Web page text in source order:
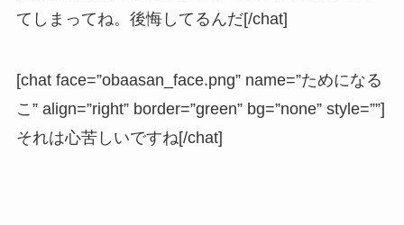
てしまってね。後悔してるんだ[/chat]
[chat face=”obaasan_face.png” name=”ためになる
こ” align=”right” border=”green” bg=”none” style=””]
それは心苦しいですね[/chat]